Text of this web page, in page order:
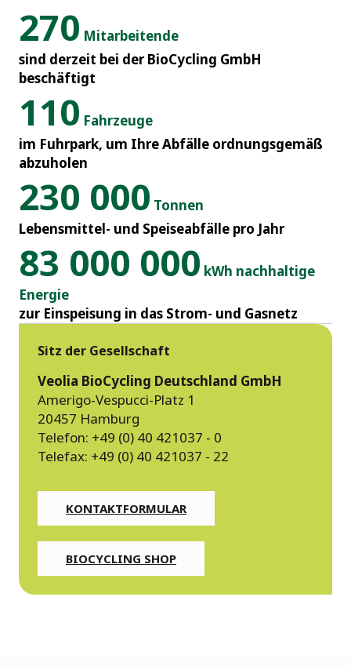
270 Mitarbeitende
sind derzeit bei der BioCycling GmbH
beschäftigt
110 Fahrzeuge
im Fuhrpark, um Ihre Abfälle ordnungsgemäß
abzuholen
230 000 Tonnen
Lebensmittel- und Speiseabfälle pro Jahr
83 000 000 kWh nachhaltige
Energie
zur Einspeisung in das Strom- und Gasnetz
Sitz der Gesellschaft
Veolia BioCycling Deutschland GmbH
Amerigo-Vespucci-Platz 1
20457 Hamburg
Telefon: +49 (0) 40 421037 - 0
Telefax: +49 (0) 40 421037 - 22
KONTAKTFORMULAR
BIOCYCLING SHOP